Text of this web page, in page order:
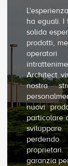
ha eguali. I
solida
prodotti,
Architect
nostra
nuovi
particolare
garanzia